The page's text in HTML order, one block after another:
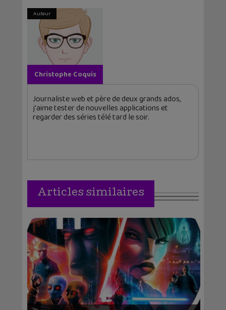
Auteur
Christophe Coquis
Journaliste web et père de deux grands ados,
j'aime tester de nouvelles applications et
regarder des séries télé tard le soir.
Articles similaires